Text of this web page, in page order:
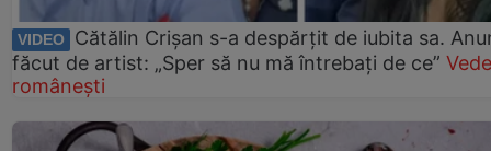
VIDEO
Cătălin Crișan s-a despărțit de iubita sa.
făcut de artist: „Sper să nu mă întrebați de ce”
românești